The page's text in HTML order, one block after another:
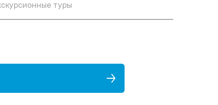
туры